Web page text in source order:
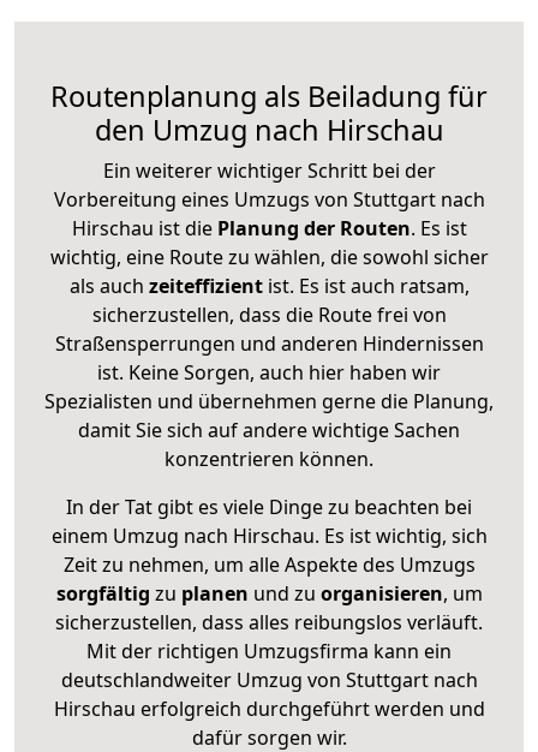
Routenplanung als Beiladung für
den Umzug nach Hirschau
Ein weiterer wichtiger Schritt bei der
Vorbereitung eines Umzugs von Stuttgart nach
Hirschau ist diePlanung der Routen. Es ist
wichtig, eine Route zu wählen, die sowohl sicher
als auch zeiteffizientist. Es ist auch ratsam,
sicherzustellen, dass die Route frei von
Straßensperrungen und anderen Hindernissen
ist. Keine Sorgen, auch hier haben wir
Spezialisten und übernehmen gerne die Planung,
damit Sie sich auf andere wichtige Sachen
konzentrieren können.
In der Tat gibt es viele Dinge zu beachten bei
einem Umzug nach Hirschau. Es ist wichtig, sich
Zeit zu nehmen, um alle Aspekte des Umzugs
sorgfältig zu planen und zu organisieren, um
sicherzustellen, dass alles reibungslos verläuft.
Mit der richtigen Umzugsfirma kann ein
deutschlandweiter Umzug von Stuttgart nach
Hirschau erfolgreich durchgeführt werden und
dafür sorgen wir.